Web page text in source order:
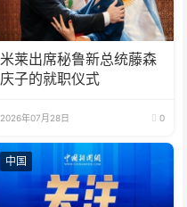
米莱出席秘鲁新总统藤森
庆子的就职仪式
2026年07月28日 0
中国